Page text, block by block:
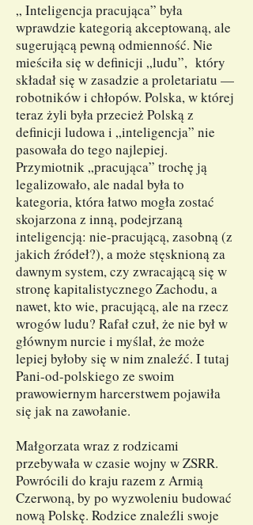
„ Inteligencja pracująca” była
wprawdzie kategorią akceptowaną, ale
sugerującą pewną odmienność. Nie
mieściła się w definicji „ludu”, który
składał się w zasadzie a proletariatu —
robotników i chłopów. Polska, w której
teraz żyli była przecież Polską z
definicji ludowa i „inteligencja” nie
pasowała do tego najlepiej.
Przymiotnik „pracująca” trochę ją
legalizowało, ale nadal była to
kategoria, która łatwo mogła zostać
skojarzona z inną, podejrzaną
inteligencją: nie-pracującą, zasobną (z
jakich źródeł?), a może stęsknioną za
dawnym system, czy zwracającą się w
stronę kapitalistycznego Zachodu, a
nawet, kto wie, pracującą, ale na rzecz
wrogów ludu? Rafał czuł, że nie był w
głównym nurcie i myślał, że może
lepiej byłoby się w nim znaleźć. I tutaj
Pani-od-polskiego ze swoim
prawowiernym harcerstwem pojawiła
się jak na zawołanie.
Małgorzata wraz z rodzicami
przebywała w czasie wojny w ZSRR.
Powrócili do kraju razem z Armią
Czerwoną, by po wyzwoleniu budować
nową Polskę. Rodzice znaleźli swoje